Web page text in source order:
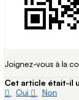
Joignez-vous à la
Cet article était-il
Oui
Non